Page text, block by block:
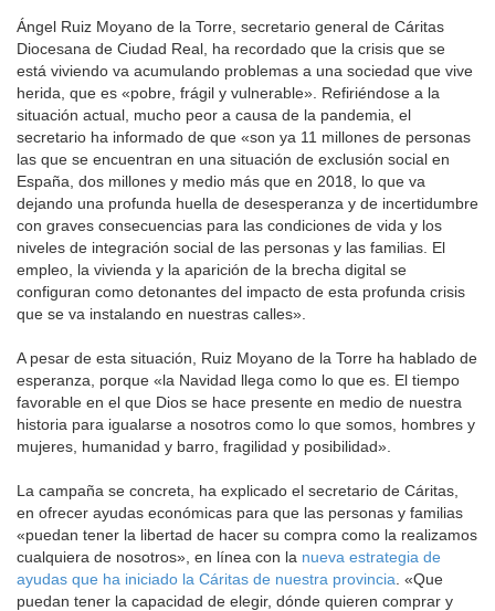
Ángel Ruiz Moyano de la Torre, secretario general de Cáritas
Diocesana de Ciudad Real, ha recordado que la crisis que se
está viviendo va acumulando problemas a una sociedad que vive
herida, que es «pobre, frágil y vulnerable». Refiriéndose a la
situación actual, mucho peor a causa de la pandemia, el
secretario ha informado de que «son ya 11 millones de personas
las que se encuentran en una situación de exclusión social en
España, dos millones y medio más que en 2018, lo que va
dejando una profunda huella de desesperanza y de incertidumbre
con graves consecuencias para las condiciones de vida y los
niveles de integración social de las personas y las familias. El
empleo, la vivienda y la aparición de la brecha digital se
configuran como detonantes del impacto de esta profunda crisis
que se va instalando en nuestras calles».
A pesar de esta situación, Ruiz Moyano de la Torre ha hablado de
esperanza, porque «la Navidad llega como lo que es. El tiempo
favorable en el que Dios se hace presente en medio de nuestra
historia para igualarse a nosotros como lo que somos, hombres y
mujeres, humanidad y barro, fragilidad y posibilidad».
La campaña se concreta, ha explicado el secretario de Cáritas,
en ofrecer ayudas económicas para que las personas y familias
«puedan tener la libertad de hacer su compra como la realizamos
cualquiera de nosotros», en línea con la nueva estrategia de
ayudas que ha iniciado la Cáritas de nuestra provincia . «Que
puedan tener la capacidad de elegir, dónde quieren comprar y